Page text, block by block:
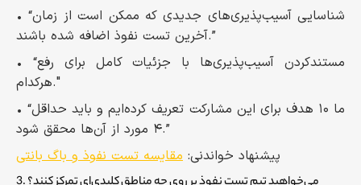
• “شناسایی آسیب‌پذیری‌های جدیدی که ممکن است از زمان
آخرین تست نفوذ اضافه شده باشند.”
• “مستندکردن آسیب‌پذیری‌ها با جزئیات کامل برای رفع
هرکدام."
• “ما ۱۰ هدف برای این مشارکت تعریف کرده‌ایم و باید حداقل
۴ مورد از آن‌ها محقق شود.”
پیشنهاد خواندنی: مقایسه‌ تست نفوذ و باگ بانتی